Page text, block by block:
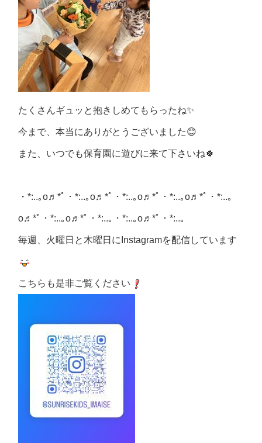
たくさんギュッと抱きしめてもらったね✨
今まで、本当にありがとうございました😊
また、いつでも保育園に遊びに来て下さいね🍀
・*:..｡o♬*ﾟ・*:..｡o♬*ﾟ・*:..｡o♬*ﾟ・*:..｡o♬*ﾟ・*:..｡
o♬*ﾟ・*:..｡o♬*ﾟ・*:..｡・*:..｡o♬*ﾟ・*:..｡
毎週、火曜日と木曜日にInstagramを配信しています
こちらも是非ご覧ください